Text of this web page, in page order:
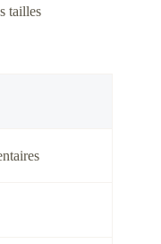
tailles